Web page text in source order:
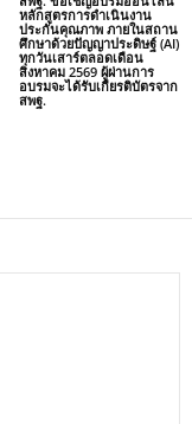
หลักสูตรการดำเนินงาน
ประกันคุณภาพ ภายในสถาน
ศึกษาด้วยปัญญาประดิษฐ์ (AI)
ทุกวันเสาร์ตลอดเดือน
สิงหาคม 2569 ผู้ผ่านการ
อบรมจะได้รับเกียรติบัตรจาก
สพฐ.